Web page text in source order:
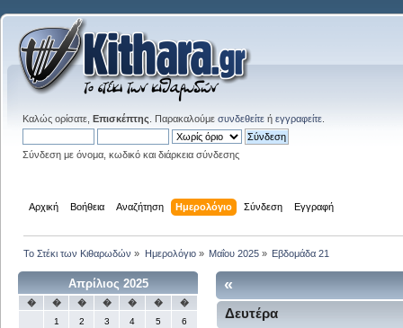
Καλώς ορίσατε, Επισκέπτης . Παρακαλούμε συνδεθείτε ή εγγραφείτε
Σύνδεση με όνομα, κωδικό και διάρκεια σύνδεσης
Αρχική Βοήθεια Αναζήτηση Ημερολόγιο Σύνδεση Εγγραφή
Το Στέκι των Κιθαρωδών » Ημερολόγιο» Μαΐου 2025» Εβδομάδα 21
Απρίλιος 2025
� � � � � �
�
1
2 3 4 5 6
«
Δευτέρα